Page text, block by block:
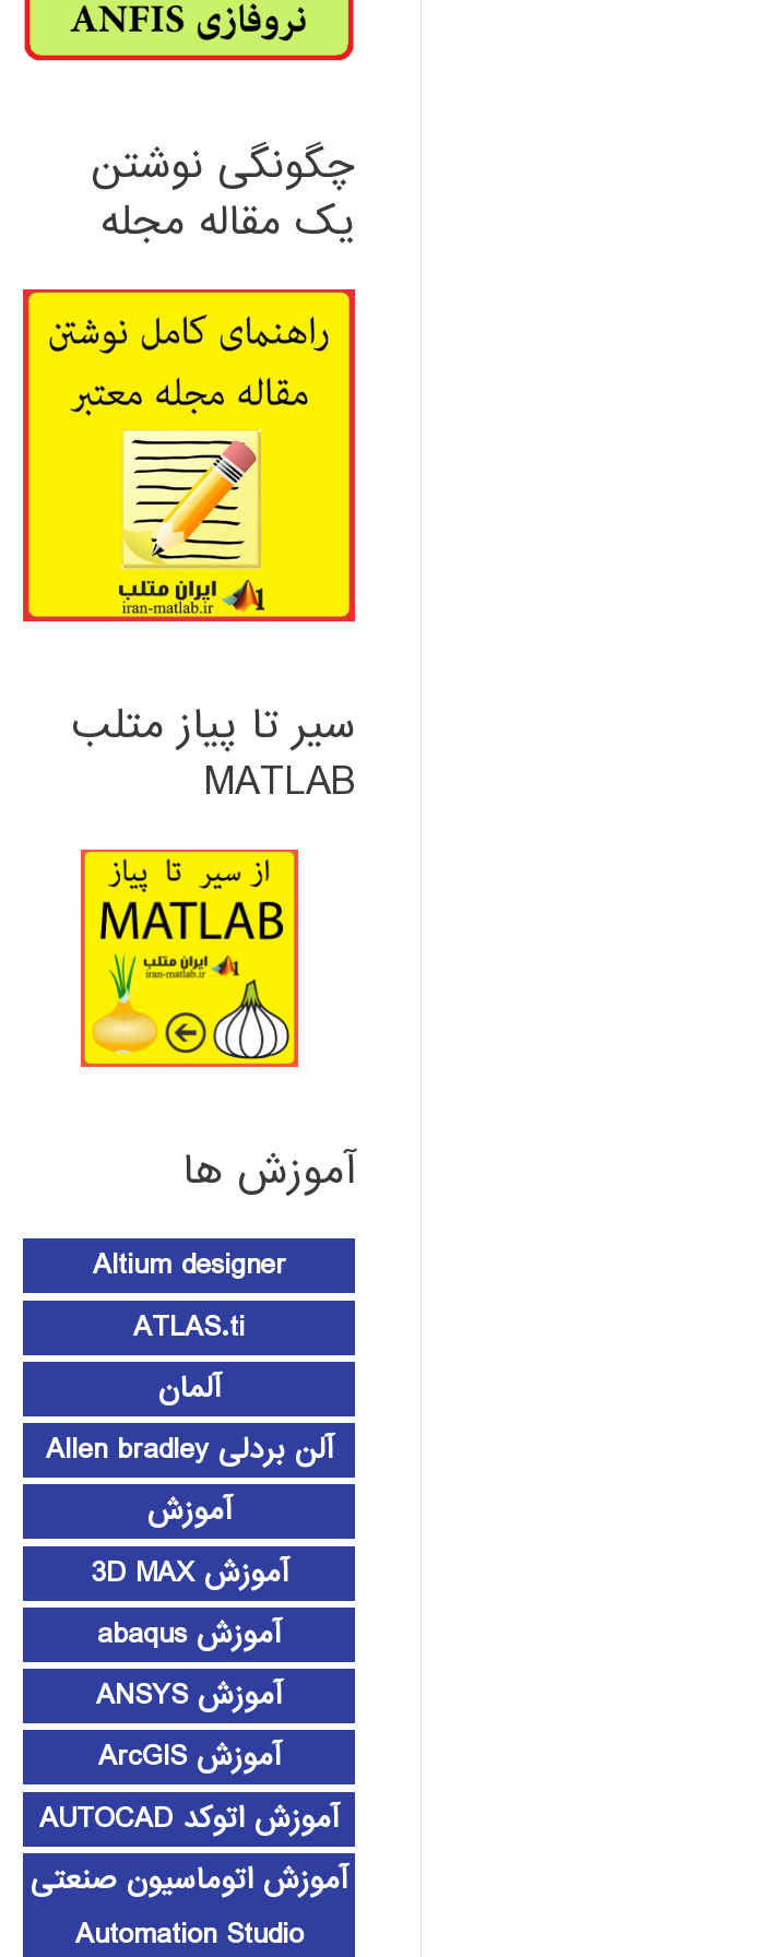
چگونگی نوشتن
یک مقاله مجله
سیر تا پیاز متلب
MATLAB
آموزش ها
Altium designer
ATLAS.ti
آلمان
آلن بردلی Allen bradley
آموزش
آموزش 3D MAX
آموزش abaqus
آموزش ANSYS
آموزش ArcGIS
آموزش اتوکد AUTOCAD
آموزش اتوماسیون صنعتی
Automation Studio